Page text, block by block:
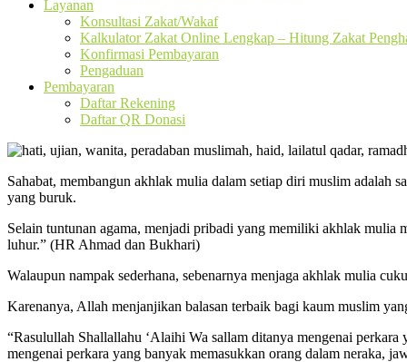
Layanan
Konsultasi Zakat/Wakaf
Kalkulator Zakat Online Lengkap – Hitung Zakat
Konfirmasi Pembayaran
Pengaduan
Pembayaran
Daftar Rekening
Daftar QR Donasi
Sahabat, membangun akhlak mulia dalam setiap diri muslim adalah
yang buruk.
Selain tuntunan agama, menjadi pribadi yang memiliki akhlak mulia
luhur.” (HR Ahmad dan Bukhari)
Walaupun nampak sederhana, sebenarnya menjaga akhlak mulia
Karenanya, Allah menjanjikan balasan terbaik bagi kaum muslim
“Rasulullah Shallallahu ‘Alaihi Wa sallam ditanya mengenai
mengenai perkara yang banyak memasukkan orang dalam neraka,